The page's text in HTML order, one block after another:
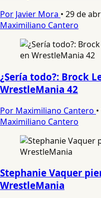
Por Javier Mora • 29 de
Maximiliano Cantero
¿Sería todo?: Brock
WrestleMania 42
Por Maximiliano Cantero •
Maximiliano Cantero
Stephanie Vaquer
WrestleMania